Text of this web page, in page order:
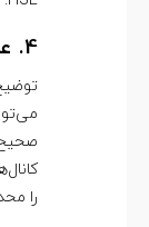
4. عدم ارتباط مؤثر
را